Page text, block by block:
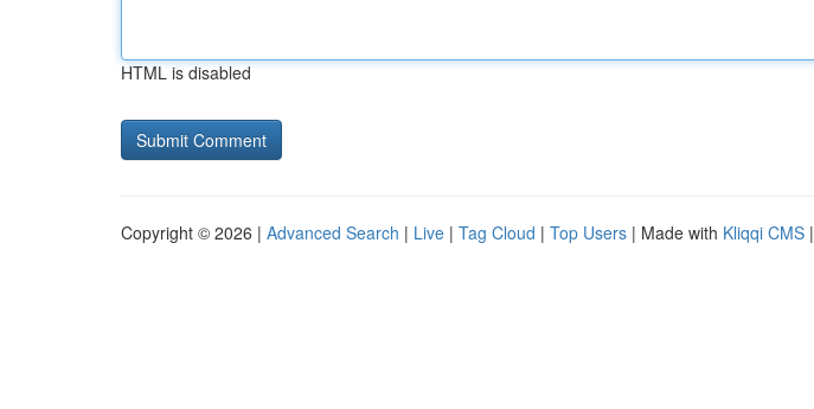
HTML is disabled
Copyright © 2026 | Advanced Search | Live | Tag Cloud | Top Users | Made with Kliqqi CMS |